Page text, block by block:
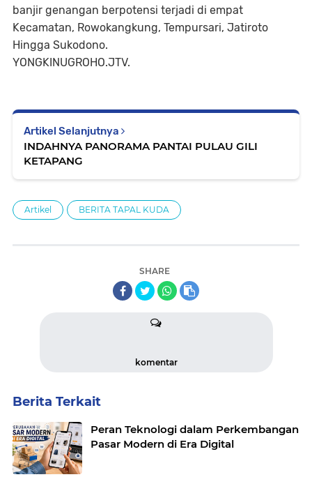
banjir genangan berpotensi terjadi di empat
Kecamatan, Rowokangkung, Tempursari, Jatiroto
Hingga Sukodono.
YONGKINUGROHO.JTV.
Artikel Selanjutnya
INDAHNYA PANORAMA PANTAI PULAU GILI
KETAPANG
Artikel BERITA TAPAL KUDA
SHARE
komentar
Berita Terkait
Peran Teknologi dalam Perkembangan
Pasar Modern di Era Digital